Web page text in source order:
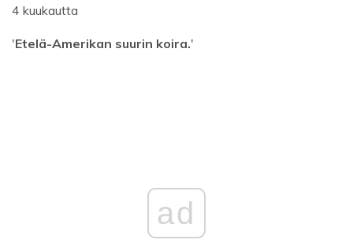
4 kuukautta
'Etelä-Amerikan suurin koira.'
ad